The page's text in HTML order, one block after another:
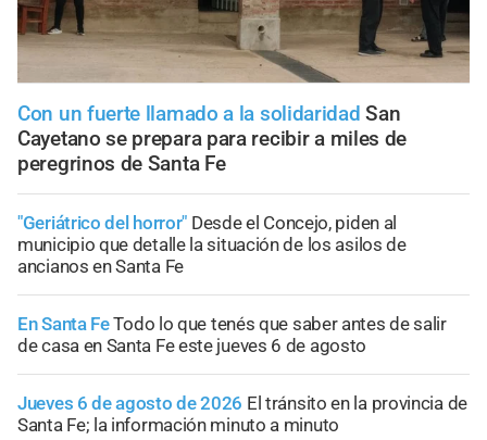
Con un fuerte llamado a la solidaridad San
Cayetano se prepara para recibir a miles de
peregrinos de Santa Fe
"Geriátrico del horror" Desde el Concejo, piden al
municipio que detalle la situación de los asilos de
ancianos en Santa Fe
En Santa FeTodo lo que tenés que saber antes de salir
de casa en Santa Fe este jueves 6 de agosto
Jueves 6 de agosto de 2026 El tránsito en la provincia de
Santa Fe; la información minuto a minuto